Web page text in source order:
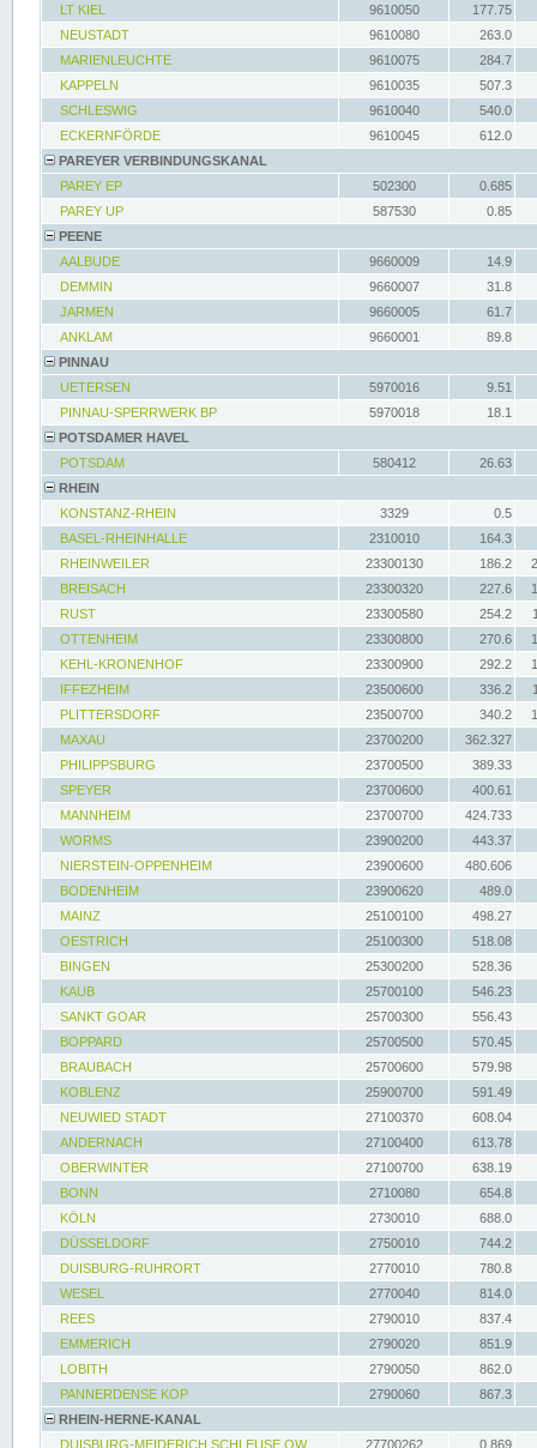
LT KIEL
9610050
177.75
NEUSTADT
9610080
263.0
MARIENLEUCHTE
9610075
284.7
KAPPELN
9610035
507.3
SCHLESWIG
9610040
540.0
ECKERNFÖRDE
9610045
612.0
PAREYER VERBINDUNGSKANAL
PAREY EP
502300
0.685
PAREY UP
587530
0.85
PEENE
AALBUDE
9660009
14.9
DEMMIN
9660007
31.8
JARMEN
9660005
61.7
ANKLAM
9660001
89.8
PINNAU
UETERSEN
5970016
9.51
PINNAU-SPERRWERK BP
5970018
18.1
POTSDAMER HAVEL
POTSDAM
580412
26.63
RHEIN
KONSTANZ-RHEIN
3329
0.5
BASEL-RHEINHALLE
2310010
164.3
RHEINWEILER
23300130 186.2
BREISACH
23300320 227.6
RUST
23300580 254.2
OTTENHEIM
23300800 270.6
KEHL-KRONENHOF
23300900 292.2
IFFEZHEIM
23500600 336.2
PLITTERSDORF
23500700 340.2
MAXAU
23700200
362.327
PHILIPPSBURG
23700500
389.33
SPEYER
23700600
400.61
MANNHEIM
23700700
424.733
WORMS
23900200
443.37
NIERSTEIN-OPPENHEIM
23900600
480.606
BODENHEIM
23900620
489.0
MAINZ
25100100
498.27
OESTRICH
25100300
518.08
BINGEN
25300200
528.36
KAUB
25700100
546.23
SANKT GOAR
25700300
556.43
BOPPARD
25700500
570.45
BRAUBACH
25700600
579.98
KOBLENZ
25900700
591.49
NEUWIED STADT
27100370
608.04
ANDERNACH
27100400
613.78
OBERWINTER
27100700
638.19
BONN
2710080
654.8
KÖLN
2730010
688.0
DÜSSELDORF
2750010
744.2
DUISBURG-RUHRORT
2770010
780.8
WESEL
2770040
814.0
REES
2790010
837.4
EMMERICH
2790020
851.9
LOBITH
2790050
862.0
PANNERDENSE KOP
2790060
867.3
RHEIN-HERNE-KANAL
DUISBURG-MEIDERICH SCHLEUSE OW
27700262
0.869